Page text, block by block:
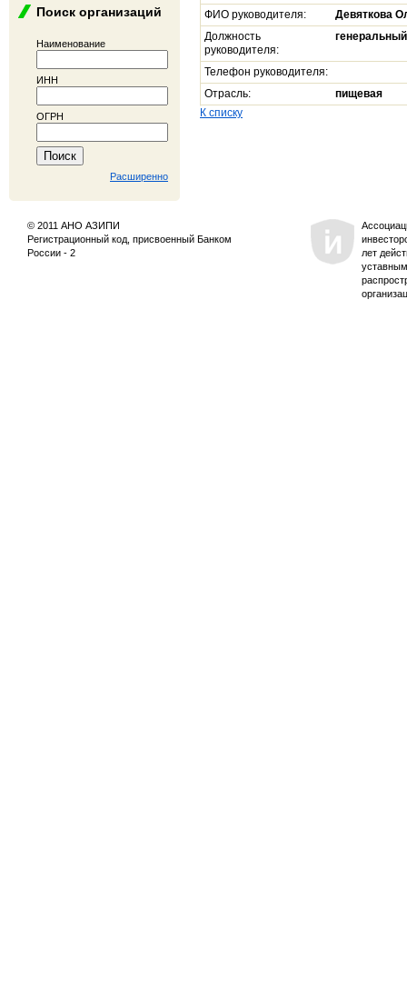
Поиск организаций
Наименование
ИНН
ОГРН
Расширенно
ФИО руководителя:
Девяткова
Должность
руководителя:
Телефон руководителя:
Отрасль:
пищевая
К списку
© 2011 АНО АЗИПИ
Регистрационный код, присвоенный Банком
России - 2
лет